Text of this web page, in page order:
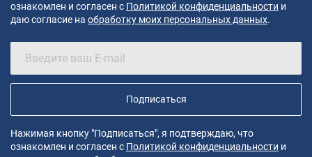
ознакомлен и согласен с Политикой конфиденциальности и
даю согласие на обработку моих персональных данных.
Подписаться
Нажимая кнопку "Подписаться", я подтверждаю, что
ознакомлен и согласен с Политикой конфиденциальности и